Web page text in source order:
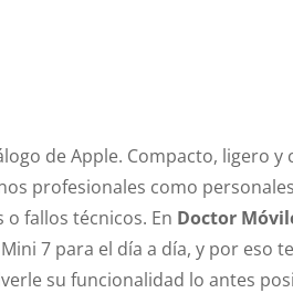
de Apple. Compacto, ligero y
profesionales como
fallos técnicos. En Doctor
7 para el día a día, y por eso te
su funcionalidad lo antes